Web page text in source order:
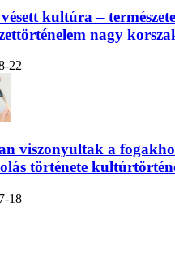
kultúra –
nagy
22
viszonyultak a
története
18